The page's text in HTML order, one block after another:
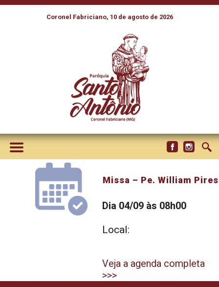
Coronel Fabriciano, 10 de agosto de 2026
Missa – Pe. William Pires
Dia 04/09 às 08h00
Local:
Veja a agenda completa
>>>